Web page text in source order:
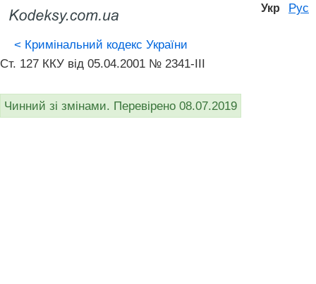
Укр Рус
< Кримінальний кодекс України
Ст. 127 ККУ від 05.04.2001 № 2341-III
Чинний зі змінами. Перевірено 08.07.2019